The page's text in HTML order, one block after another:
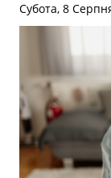
Субота, 8